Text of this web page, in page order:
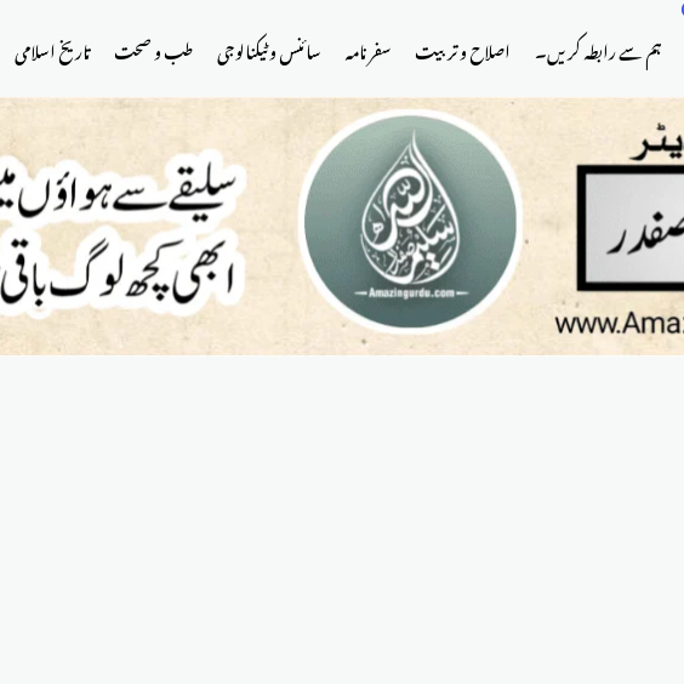
تاریخ اسلامی طب و صحت سائنس و ٹیکنالوجی سفر نامہ اصلاح و تربیت ہم سے رابطہ کریں۔